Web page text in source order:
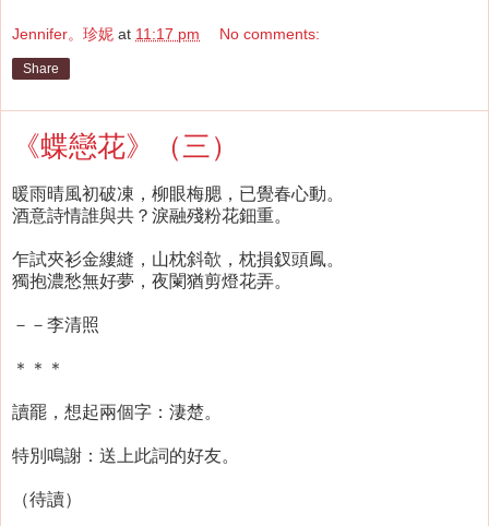
Jennifer。珍妮 at 11:17 pm No comments:
Share
《蝶戀花》（三）
暖雨晴風初破凍，柳眼梅腮，已覺春心動。
酒意詩情誰與共？淚融殘粉花鈿重。
乍試夾衫金縷縫，山枕斜欹，枕損釵頭鳳。
獨抱濃愁無好夢，夜闌猶剪燈花弄。
－－李清照
＊＊＊
讀罷，想起兩個字：淒楚。
特別鳴謝：送上此詞的好友。
（待讀）